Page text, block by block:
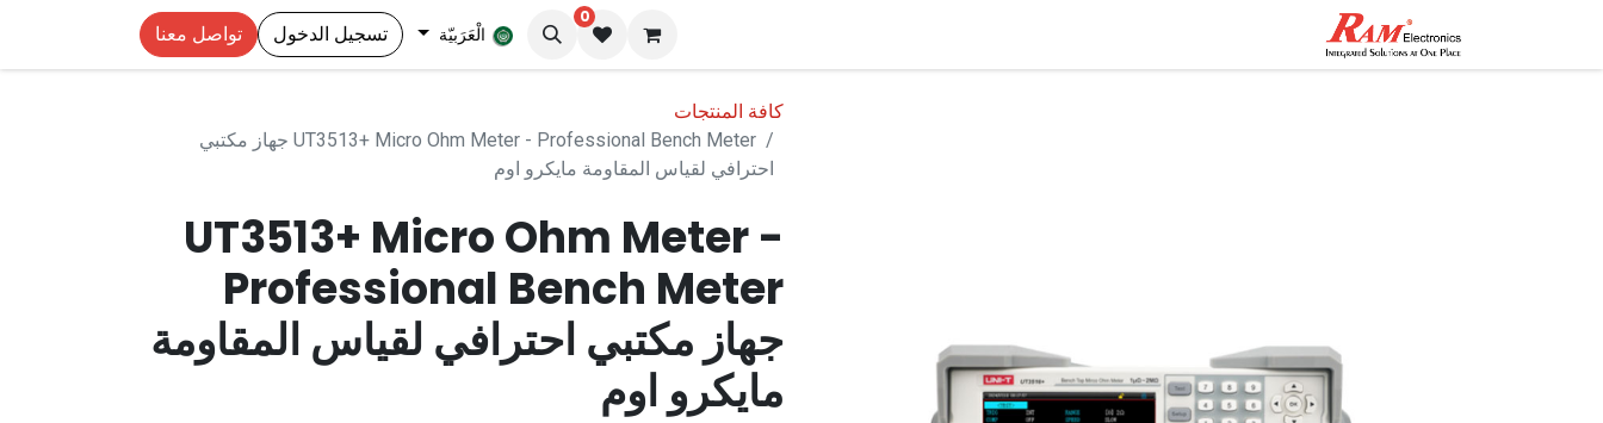
0
الْعَرَبيّة تسجيل الدخول تواصل معنا
كافة المنتجات
UT3513+ Micro Ohm Meter - Professional Bench Meter جهاز مكتبي
احترافي لقياس المقاومة مايكرو اوم
UT3513+ Micro Ohm Meter -
Professional Bench Meter
جهاز مكتبي احترافي لقياس المقاومة
مايكرو اوم